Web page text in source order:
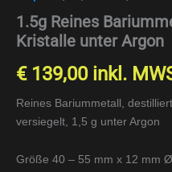
1.5g Reines
Kristalle unter Argon
€139,00 inkl.
Reines Bariummetall,
versiegelt, 1,5 g unter Argon
Größe 40 – 55 mm x 12 mm